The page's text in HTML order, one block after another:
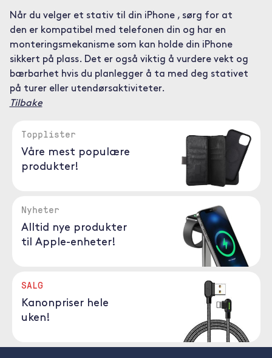
Når du velger et stativ til din iPhone , sørg for at
den er kompatibel med telefonen din og har en
monteringsmekanisme som kan holde din iPhone
sikkert på plass. Det er også viktig å vurdere vekt og
bærbarhet hvis du planlegger å ta med deg stativet
på turer eller utendørsaktiviteter.
Tilbake
Topplister
Våre mest populære
produkter!
Nyheter
Alltid nye produkter
til Apple-enheter!
SALG
Kanonpriser hele
uken!